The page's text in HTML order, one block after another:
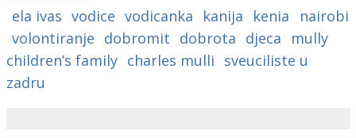
ela ivas vodice vodicanka kanija kenia
nairobi
volontiranje dobromit dobrota djeca
mully
children’s family charles mulli sveuciliste u
zadru